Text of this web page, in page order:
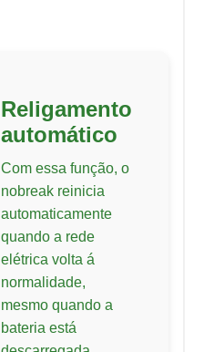
Religamento
automático
Com essa função, o
nobreak reinicia
automaticamente
quando a rede
elétrica volta á
normalidade,
mesmo quando a
bateria está